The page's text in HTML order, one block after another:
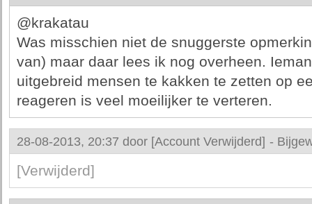
@krakatau
Was misschien niet de snuggerste
van) maar daar lees ik nog overheen.
uitgebreid mensen te kakken te zetten op
reageren is veel moeilijker te verteren.
28-08-2013, 20:37 door [Account Verwijderd] -
[Verwijderd]